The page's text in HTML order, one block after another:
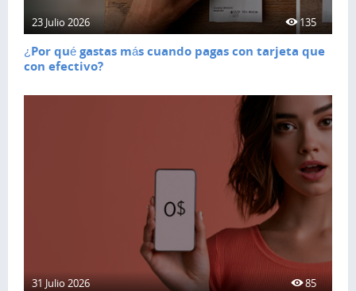
23 Julio 2026 135
¿Por qué gastas más cuando pagas con tarjeta que
con efectivo?
31 Julio 2026 85